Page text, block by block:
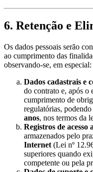
6. Retenção e
Os dados pessoais serão
ao cumprimento das
observando-se, em especial:
Dados cadastrais e
do contrato e, após o
cumprimento de
regulatórias,
anos, nos termos da
Registros de acesso
armazenados pelo
Internet (Lei nº
superiores quando
competente ou pela